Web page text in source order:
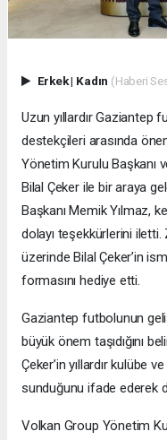
Erkek| Kadın (Haberi
Uzun yıllardır Gaziantep
destekçileri arasında
Yönetim Kurulu Başkanı
Bilal Çeker ile bir araya
Başkanı Memik Yılmaz,
dolayı teşekkürlerini iletti.
üzerinde Bilal Çeker’in
formasını hediye etti.
Gaziantep futbolunun
büyük önem taşıdığını
Çeker’in yıllardır kulübe
sunduğunu ifade ederek
Volkan Group Yönetim